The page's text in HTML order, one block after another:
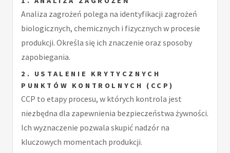
Analiza zagrożeń polega na identyfikacji zagrożeń
biologicznych, chemicznych i fizycznych w procesie
produkcji. Określa się ich znaczenie oraz sposoby
zapobiegania.
2. USTALENIE KRYTYCZNYCH
PUNKTÓW KONTROLNYCH (CCP)
CCP to etapy procesu, w których kontrola jest
niezbędna dla zapewnienia bezpieczeństwa żywności.
Ich wyznaczenie pozwala skupić nadzór na
kluczowych momentach produkcji.